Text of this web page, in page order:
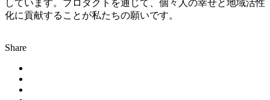
しています。プロダクトを通じて、個々人の幸せと地域活性
化に貢献することが私たちの願いです。
Share